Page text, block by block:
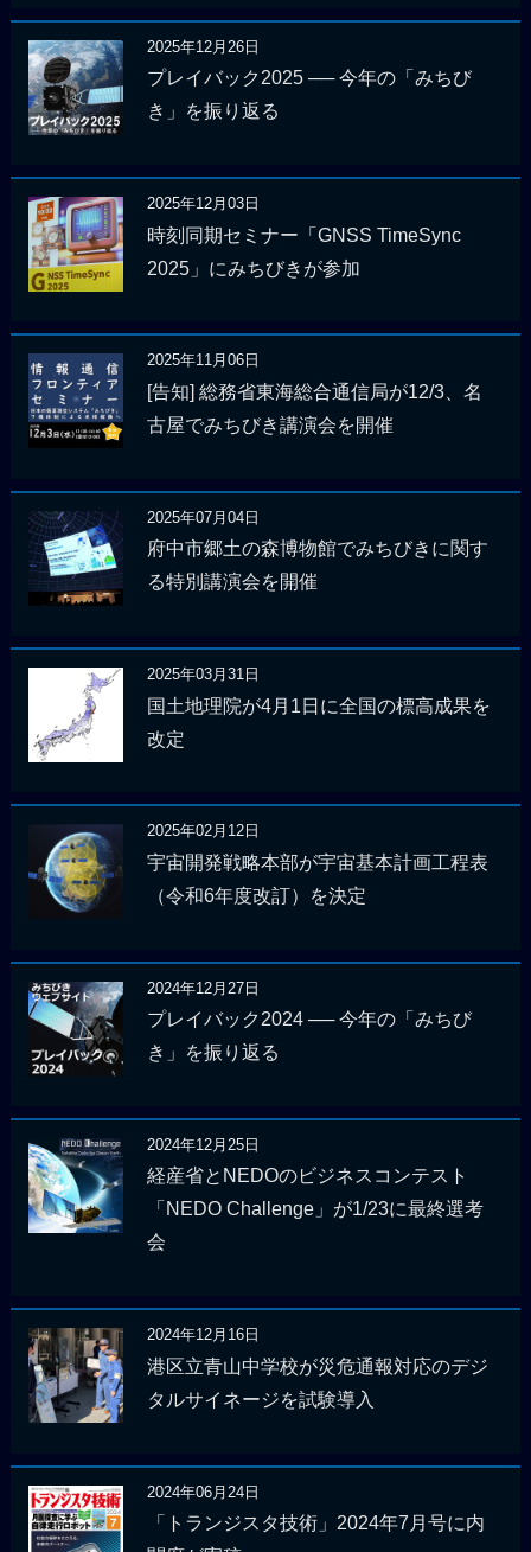
2025年12月26日
プレイバック2025 ── 今年の「みちび
き」を振り返る
2025年12月03日
時刻同期セミナー「GNSS TimeSync
2025」にみちびきが参加
2025年11月06日
[告知] 総務省東海総合通信局が12/3、名
古屋でみちびき講演会を開催
2025年07月04日
府中市郷土の森博物館でみちびきに関す
る特別講演会を開催
2025年03月31日
国土地理院が4月1日に全国の標高成果を
改定
2025年02月12日
宇宙開発戦略本部が宇宙基本計画工程表
（令和6年度改訂）を決定
2024年12月27日
プレイバック2024 ── 今年の「みちび
き」を振り返る
2024年12月25日
経産省とNEDOのビジネスコンテスト
「NEDO Challenge」が1/23に最終選考
会
2024年12月16日
港区立青山中学校が災危通報対応のデジ
タルサイネージを試験導入
2024年06月24日
「トランジスタ技術」2024年7月号に内